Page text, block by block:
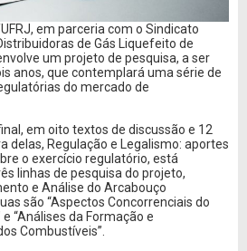
em parceria com o Sindicato
de Gás Liquefeito de
um projeto de pesquisa, a ser
anos, que contemplará uma série de
do mercado de
em oito textos de discussão e 12
delas, Regulação e Legalismo: aportes
o exercício regulatório, está
linhas de pesquisa do projeto,
e Análise do Arcabouço
são “Aspectos Concorrenciais do
“Análises da Formação e
Combustíveis”.